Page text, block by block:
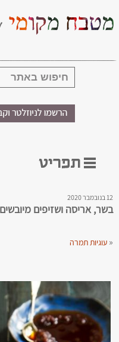
12 בנובמבר 2020
בשר, אריסה ושזיפים מיובשים
« עוגיות תמרה